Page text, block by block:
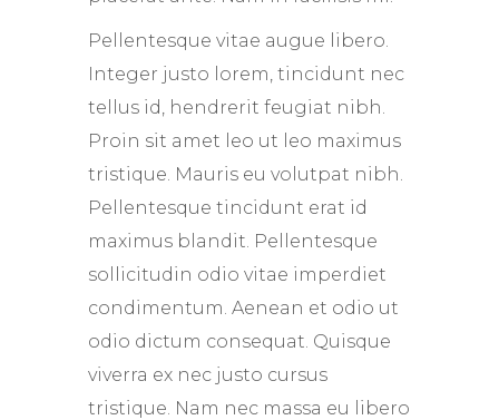
Pellentesque vitae augue libero.
Integer justo lorem, tincidunt nec
tellus id, hendrerit feugiat nibh.
Proin sit amet leo ut leo maximus
tristique. Mauris eu volutpat nibh.
Pellentesque tincidunt erat id
maximus blandit. Pellentesque
sollicitudin odio vitae imperdiet
condimentum. Aenean et odio ut
odio dictum consequat. Quisque
viverra ex nec justo cursus
tristique. Nam nec massa eu libero